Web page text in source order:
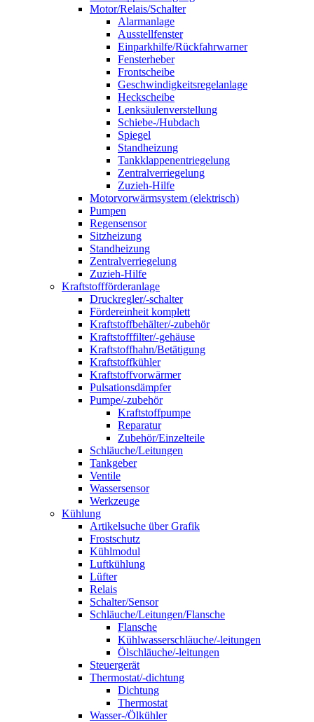
Motor/Relais/Schalter
Alarmanlage
Ausstellfenster
Einparkhilfe/Rückfahrwarner
Fensterheber
Frontscheibe
Geschwindigkeitsregelanlage
Heckscheibe
Lenksäulenverstellung
Schiebe-/Hubdach
Spiegel
Standheizung
Tankklappenentriegelung
Zentralverriegelung
Zuzieh-Hilfe
Motorvorwärmsystem (elektrisch)
Pumpen
Regensensor
Sitzheizung
Standheizung
Zentralverriegelung
Zuzieh-Hilfe
Kraftstoffförderanlage
Druckregler/-schalter
Fördereinheit komplett
Kraftstoffbehälter/-zubehör
Kraftstofffilter/-gehäuse
Kraftstoffhahn/Betätigung
Kraftstoffkühler
Kraftstoffvorwärmer
Pulsationsdämpfer
Pumpe/-zubehör
Kraftstoffpumpe
Reparatur
Zubehör/Einzelteile
Schläuche/Leitungen
Tankgeber
Ventile
Wassersensor
Werkzeuge
Kühlung
Artikelsuche über Grafik
Frostschutz
Kühlmodul
Luftkühlung
Lüfter
Relais
Schalter/Sensor
Schläuche/Leitungen/Flansche
Flansche
Kühlwasserschläuche/-leitungen
Ölschläuche/-leitungen
Steuergerät
Thermostat/-dichtung
Dichtung
Thermostat
Wasser-/Ölkühler